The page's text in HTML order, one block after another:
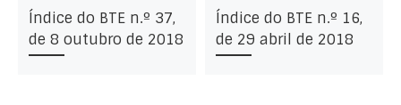
Índice do BTE n.º 37,
de 8 outubro de 2018
Índice do BTE n.º 16,
de 29 abril de 2018